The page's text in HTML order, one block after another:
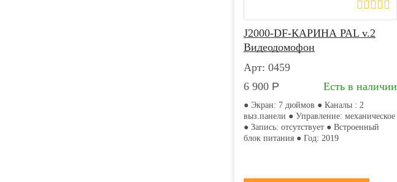
J2000-DF-КАРИНА PAL v.2
Видеодомофон
Арт: 0459
6 900 Р Есть в наличии
● Экран: 7 дюймов ● Каналы : 2
выз.панели ● Управление: механическое
● Запись: отсутствует ● Встроенный
блок питания ● Год: 2019